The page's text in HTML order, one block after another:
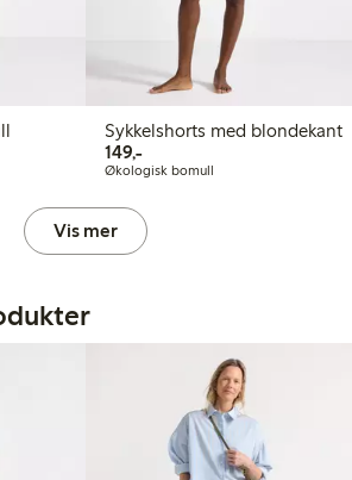
Sykkelshorts med blondekant
149,-149,00 kr
Økologisk bomull
Vis mer